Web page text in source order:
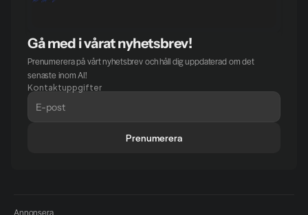
Gå med i vårat nyhetsbrev!
Prenumerera på vårt nyhetsbrev och håll dig uppdaterad om det
senaste inom AI!
Kontaktuppgifter
Prenumerera
Annonsera